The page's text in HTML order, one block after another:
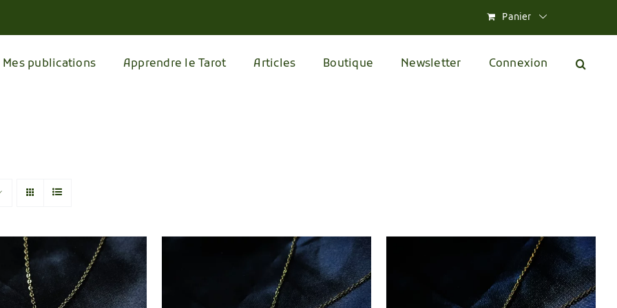
Panier
Mes publications Apprendre le Tarot Articles Boutique Newsletter Connexion